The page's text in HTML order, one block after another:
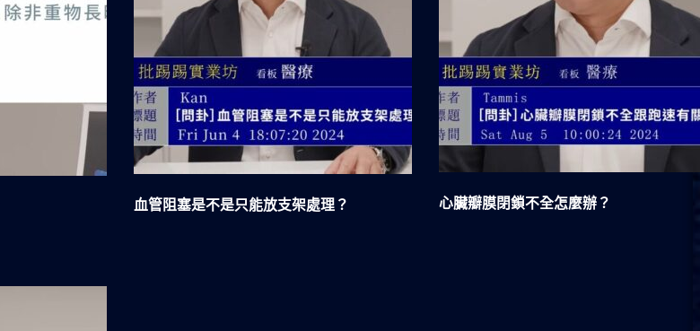
血管阻塞是不是只能放支架處理？ 心臟瓣膜閉鎖不全怎麼辦？